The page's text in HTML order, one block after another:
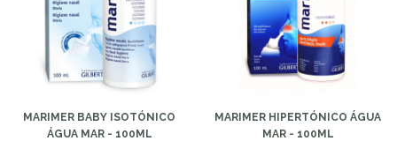
MARIMER BABY ISOTÓNICO
ÁGUA MAR - 100ML
MARIMER HIPERTÓNICO ÁGUA
MAR - 100ML